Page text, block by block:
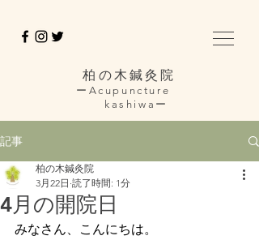
柏の木鍼灸院
ーAcupuncture
kashiwaー
記事
4月の開院日
柏の木鍼灸院
3月22日 読了時間: 1分
みなさん、こんにちは。